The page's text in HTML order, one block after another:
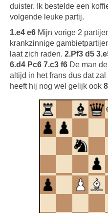
duister. Ik bestelde een
volgende leuke partij.
1.e4 e6 Mijn vorige 2
krankzinnige
laat zich raden. 2.Pf3 d5
6.d4 Pc6 7.c3 f6 De man
altijd in het frans dus dat
heeft hij nog wel gelijk ook